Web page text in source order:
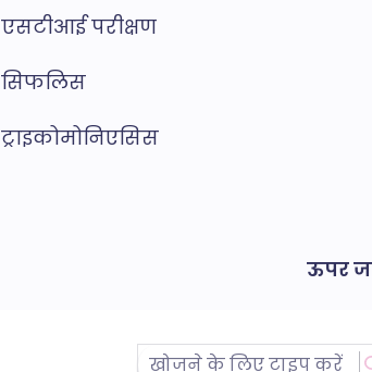
एसटीआई परीक्षण
सिफलिस
ट्राइकोमोनिएसिस
ऊपर